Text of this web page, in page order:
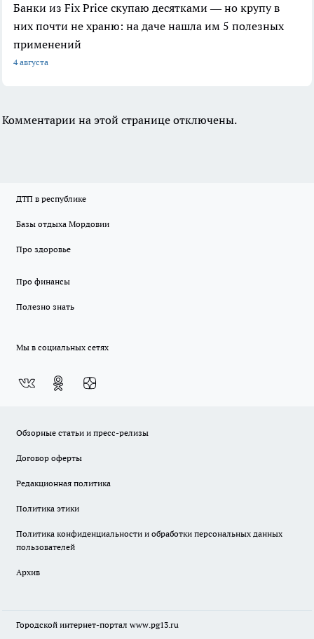
Банки из Fix Price скупаю десятками — но крупу в
них почти не храню: на даче нашла им 5 полезных
применений
4 августа
Комментарии на этой странице отключены.
ДТП в республике
Базы отдыха Мордовии
Про здоровье
Про финансы
Полезно знать
Мы в социальных сетях
Обзорные статьи и пресс-релизы
Договор оферты
Редакционная политика
Политика этики
Политика конфиденциальности и обработки персональных данных
пользователей
Архив
Городской интернет-портал www.pg13.ru